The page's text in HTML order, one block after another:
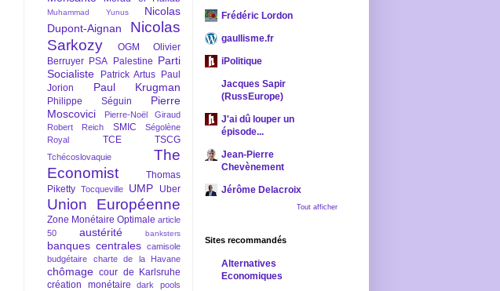
Muhammad Yunus
Nicolas
Dupont-Aignan
Nicolas
Sarkozy
OGM
Olivier
Berruyer PSA Palestine Parti
Socialiste
Patrick Artus
Paul
Jorion
Paul Krugman
Philippe Séguin
Pierre
Moscovici
Pierre-Noël Giraud
Robert Reich
SMIC
Ségolène
Royal
TCE TSCG
Tchécoslovaquie
The
Economist
Thomas
Piketty Tocqueville UMP Uber
Union Européenne
Zone Monétaire Optimale article
50
austérité banksters
banques centrales camisole
budgétaire
charte de la Havane
chômage cour de Karlsruhe
création monétaire
dark pools
Frédéric Lordon
gaullisme.fr
iPolitique
Jacques Sapir
(RussEurope)
J'ai dû louper un
épisode...
Jean-Pierre
Chevènement
Jérôme Delacroix
Tout afficher
Sites recommandés
Alternatives
Economiques